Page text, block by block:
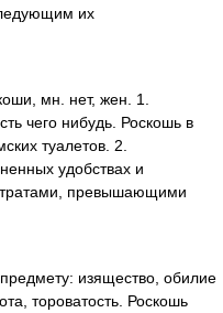
их
мн. нет, жен. 1.
чего нибудь. Роскошь в
туалетов. 2.
удобствах и
превышающими
изящество, обилие
тороватость. Роскошь